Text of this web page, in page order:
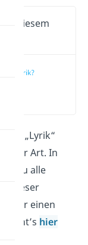
in diesem
ist Lyrik?
„Lyrik“
aller Art. In
du alle
dieser
Für einen
geht’s hier